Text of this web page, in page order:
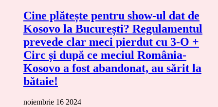
Cine plătește pentru show-ul dat de
Kosovo la București? Regulamentul
prevede clar meci pierdut cu 3-O +
Circ și după ce meciul România-
Kosovo a fost abandonat, au sărit la
bătaie!
noiembrie 16 2024